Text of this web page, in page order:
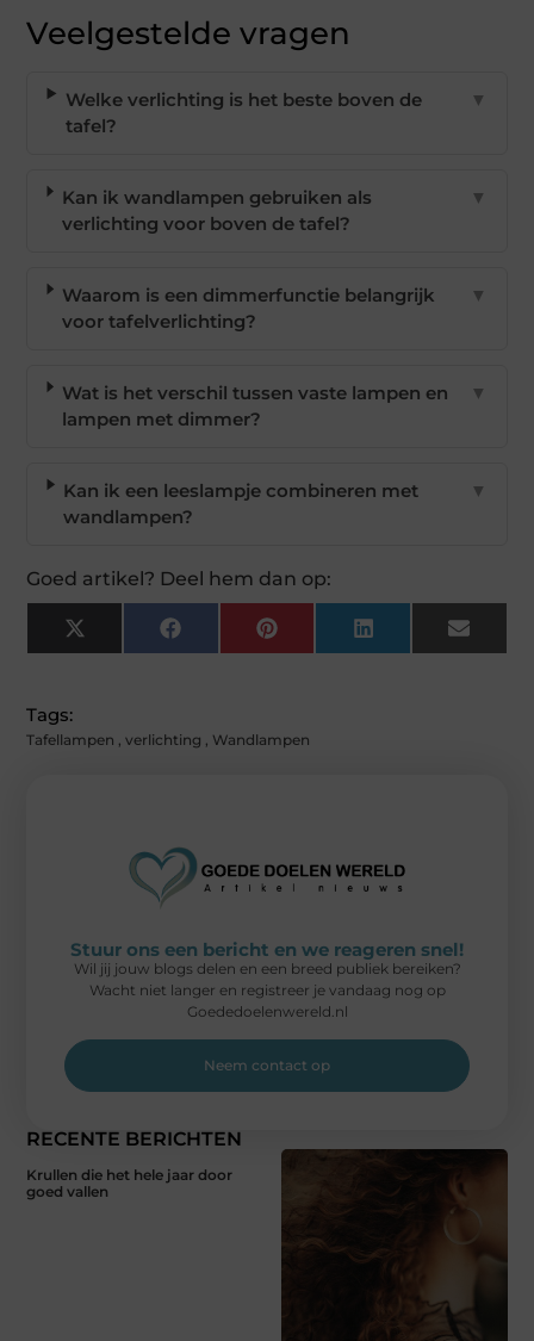
Veelgestelde vragen
Welke verlichting is het beste boven de
tafel?
▼
Kan ik wandlampen gebruiken als
verlichting voor boven de tafel?
▼
Waarom is een dimmerfunctie belangrijk
voor tafelverlichting?
▼
Wat is het verschil tussen vaste lampen en
lampen met dimmer?
▼
Kan ik een leeslampje combineren met
wandlampen?
▼
Goed artikel? Deel hem dan op:
X
(Twitter)
FacebookPinterest LinkedIn Email
Tags:
Tafellampen ,verlichting , Wandlampen
RECENTE BERICHTEN
Krullen die het hele jaar door
goed vallen
Stuur ons een bericht en we reageren snel!
Wil jij jouw blogs delen en een breed publiek bereiken?
Wacht niet langer en registreer je vandaag nog op
Goededoelenwereld.nl
Neem contact op